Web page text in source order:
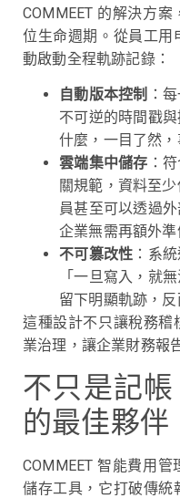
COMMEET 的解決方
位生命週期。從員工用
動啟動全程軌跡記錄：
自動版本控制 ：
不可逆的時間戳
什麼，一目了然
雲端集中儲存 ：
關規範，資料至
員甚至可以透過
企業無需再額外準
不可篡改性 ：系
「一旦寫入，就
留下明顯軌跡，
這種設計不只讓稅務稽
業治理，讓企業財務報
不只是記
的最佳夥伴
COMMEET 智能費用
儲存工具，它打破傳統